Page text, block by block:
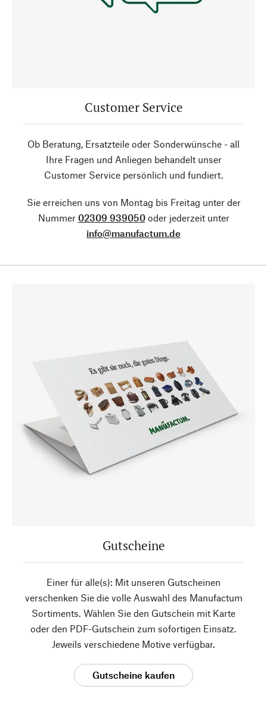
Customer Service
Ob Beratung, Ersatzteile oder Sonderwünsche - all
Ihre Fragen und Anliegen behandelt unser
Customer Service persönlich und fundiert.
Sie erreichen uns von Montag bis Freitag unter der
Nummer 02309 939050oder jederzeit unter
info@manufactum.de
Gutscheine
Einer für alle(s): Mit unseren Gutscheinen
verschenken Sie die volle Auswahl des Manufactum
Sortiments. Wählen Sie den Gutschein mit Karte
oder den PDF-Gutschein zum sofortigen Einsatz.
Jeweils verschiedene Motive verfügbar.
Gutscheine kaufen